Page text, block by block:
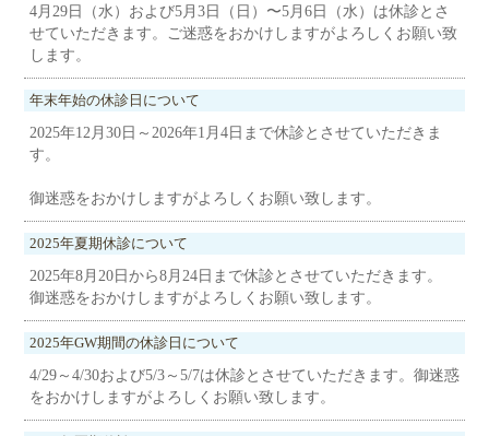
4月29日（水）および5月3日（日）〜5月6日（水）は休診とさ
せていただきます。ご迷惑をおかけしますがよろしくお願い致
します。
年末年始の休診日について
2025年12月30日～2026年1月4日まで休診とさせていただきま
す。
御迷惑をおかけしますがよろしくお願い致します。
2025年夏期休診について
2025年8月20日から8月24日まで休診とさせていただきます。
御迷惑をおかけしますがよろしくお願い致します。
2025年GW期間の休診日について
4/29～4/30および5/3～5/7は休診とさせていただきます。御迷惑
をおかけしますがよろしくお願い致します。